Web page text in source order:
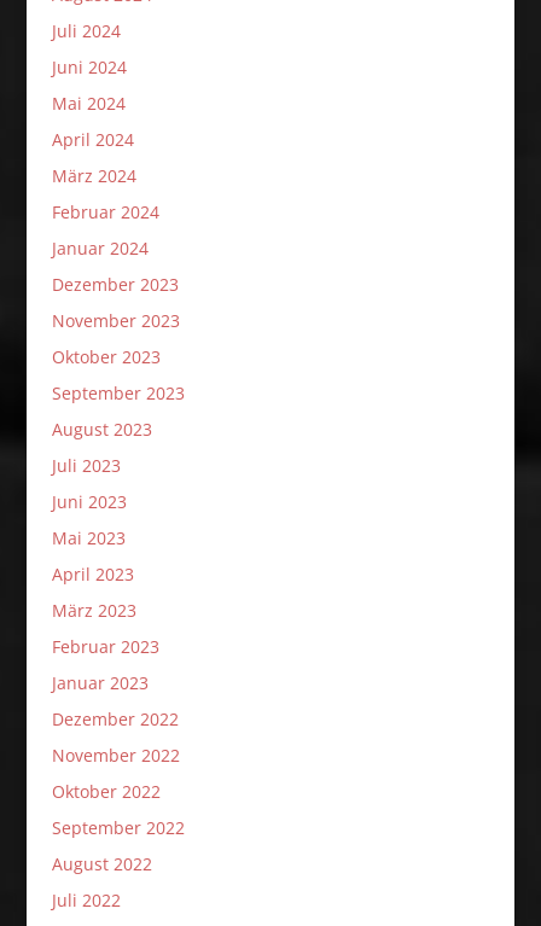
Juli 2024
Juni 2024
Mai 2024
April 2024
März 2024
Februar 2024
Januar 2024
Dezember 2023
November 2023
Oktober 2023
September 2023
August 2023
Juli 2023
Juni 2023
Mai 2023
April 2023
März 2023
Februar 2023
Januar 2023
Dezember 2022
November 2022
Oktober 2022
September 2022
August 2022
Juli 2022